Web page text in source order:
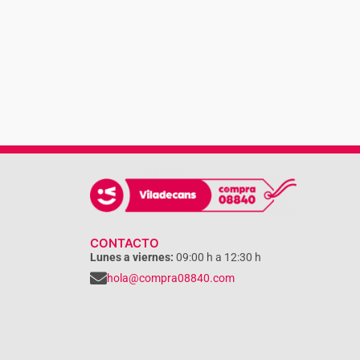
CONTACTO
Lunes a viernes: 09:00 h a 12:30 h
hola@compra08840.com